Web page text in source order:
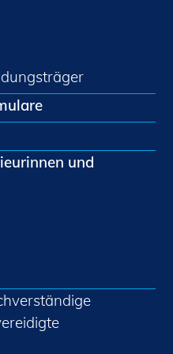
und